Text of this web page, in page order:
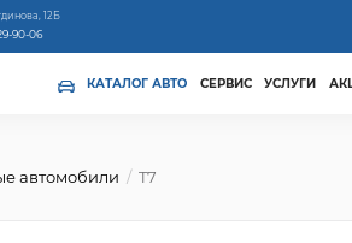
12Б
90-06
КАТАЛОГ АВТО СЕРВИС УСЛУГИ
автомобили T7